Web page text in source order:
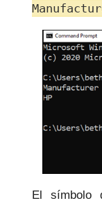
El símbolo